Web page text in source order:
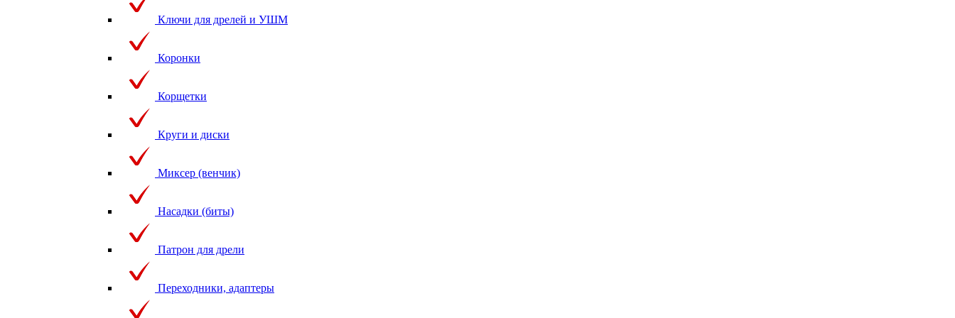
Ключи для дрелей и УШМ
Коронки
Корщетки
Круги и диски
Миксер (венчик)
Насадки (биты)
Патрон для дрели
Переходники, адаптеры